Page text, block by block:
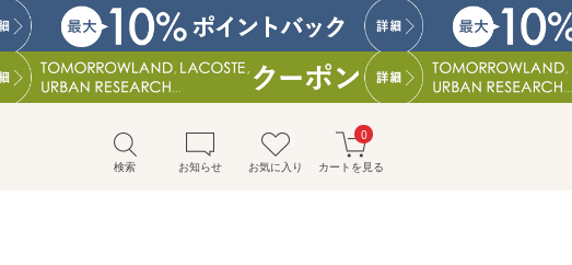
検索 お知らせ お気に入り カートを見る
0